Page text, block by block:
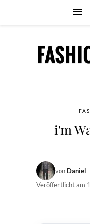
i'm
von Daniel
Veröffentlicht am